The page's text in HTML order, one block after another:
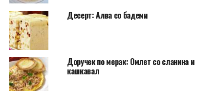
Десерт: Алва со бадеми
Доручек по мерак: Омлет со сланина и
кашкавал